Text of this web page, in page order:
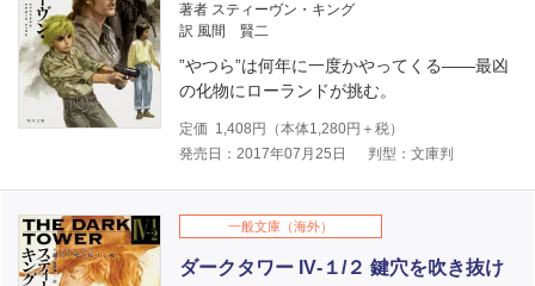
著者 スティーヴン・キング
訳 風間 賢二
”やつら”は何年に一度かやってくる――最凶
の化物にローランドが挑む。
定価 1,408 円（本体1,280円＋税）
発売日：2017年07月25日
判型：文庫判
一般文庫（海外）
ダークタワー IV‐１/２ 鍵穴を吹き抜け